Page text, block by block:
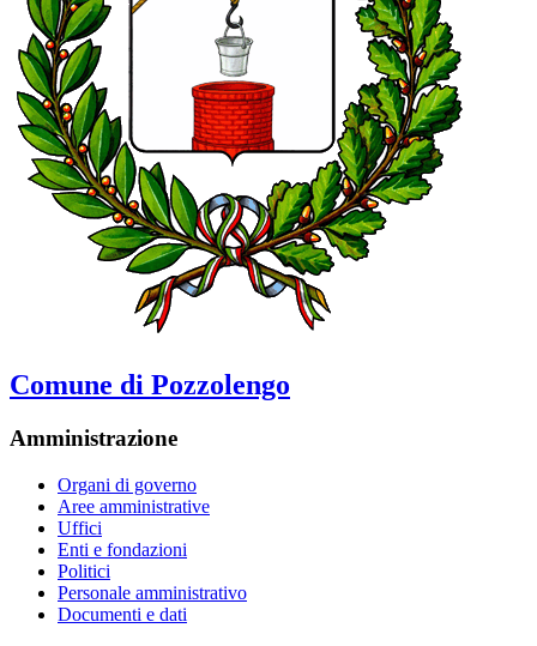
Comune di Pozzolengo
Amministrazione
Organi di governo
Aree amministrative
Uffici
Enti e fondazioni
Politici
Personale amministrativo
Documenti e dati